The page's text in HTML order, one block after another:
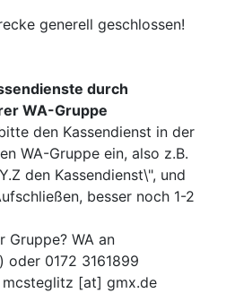
generell geschlossen!
durch
WA-Gruppe
den Kassendienst in der
WA-Gruppe ein, also z.B.
den Kassendienst\", und
besser noch 1-2
Gruppe? WA an
oder 0172 3161899
[at] gmx.de